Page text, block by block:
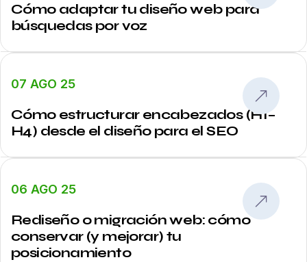
Cómo adaptar tu diseño web para
búsquedas por voz
07 AGO 25
Cómo estructurar encabezados (H1–
H4) desde el diseño para el SEO
06 AGO 25
Rediseño o migración web: cómo
conservar (y mejorar) tu
posicionamiento